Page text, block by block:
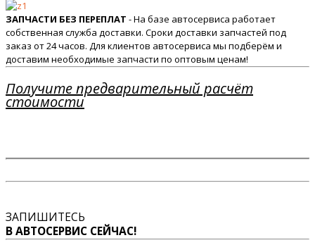
ЗАПЧАСТИ БЕЗ ПЕРЕПЛАТ - На базе автосервиса работает
собственная служба доставки. Сроки доставки запчастей под
заказ от 24 часов. Для клиентов автосервиса мы подберём и
доставим необходимые запчасти по оптовым ценам!
Получите предварительный расчёт
стоимости
ЗАПИШИТЕСЬ
В АВТОСЕРВИС СЕЙЧАС!